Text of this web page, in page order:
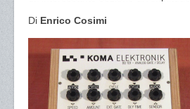
Di Enrico Cosimi